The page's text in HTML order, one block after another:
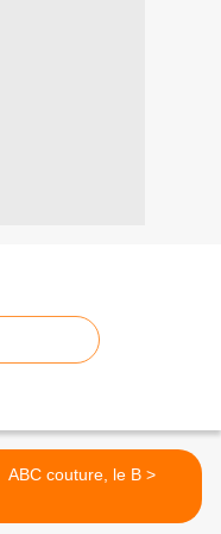
ABC couture, le B >